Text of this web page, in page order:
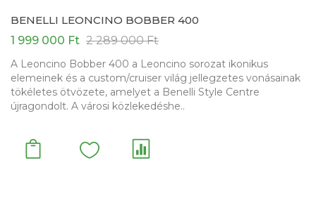
BENELLI LEONCINO BOBBER 400
1 999 000 Ft 2 289 000 Ft
A Leoncino Bobber 400 a Leoncino sorozat ikonikus
elemeinek és a custom/cruiser világ jellegzetes vonásainak
tökéletes ötvözete, amelyet a Benelli Style Centre
újragondolt. A városi közlekedéshe..